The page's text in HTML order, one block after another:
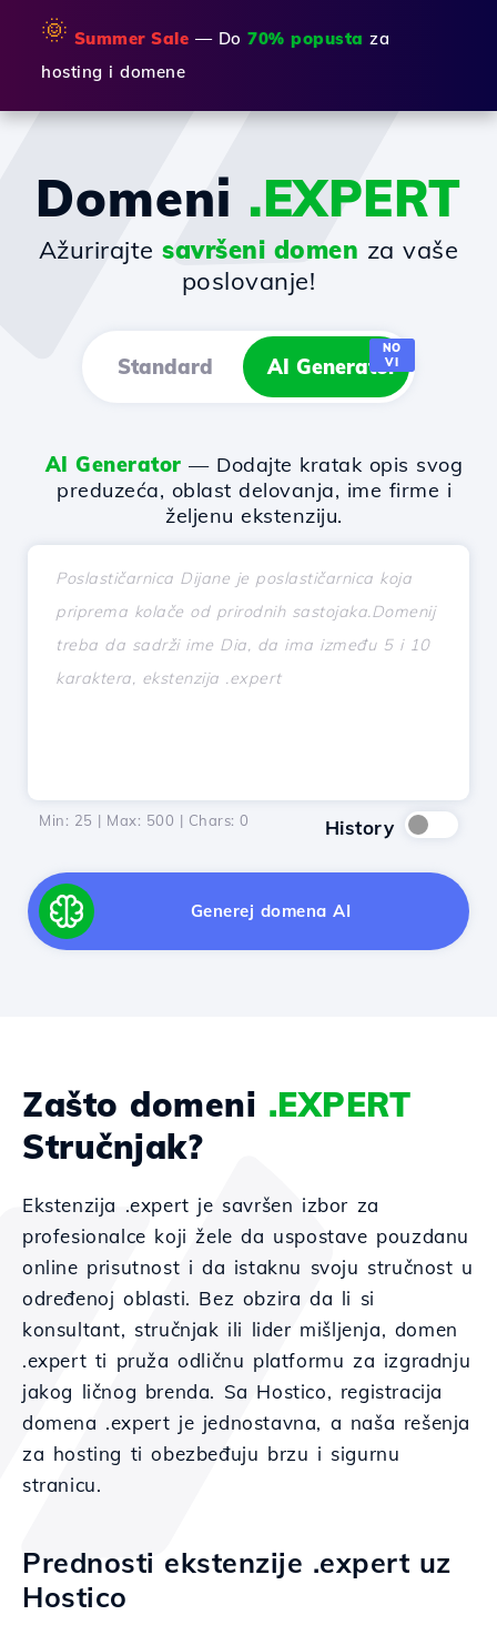
🌞 Summer Sale — Do 70% popusta za
hosting i domene
Domeni .EXPERT
Ažurirajtesavršeni domen za vaše
poslovanje!
Standard AI Generator
NO
VI
AI Generator — Dodajte kratak opis svog
preduzeća, oblast delovanja, ime firme i
željenu ekstenziju.
Min: 25 | Max: 500 | Chars: 0 History
Generej domena AI
Zašto domeni .EXPERT
Stručnjak?
Ekstenzija .expert je savršen izbor za
profesionalce koji žele da uspostave pouzdanu
online prisutnost i da istaknu svoju stručnost u
određenoj oblasti. Bez obzira da li si
konsultant, stručnjak ili lider mišljenja, domen
.expert ti pruža odličnu platformu za izgradnju
jakog ličnog brenda. Sa Hostico, registracija
domena .expert je jednostavna, a naša rešenja
za hosting ti obezbeđuju brzu i sigurnu
stranicu.
Prednosti ekstenzije .expert uz
Hostico